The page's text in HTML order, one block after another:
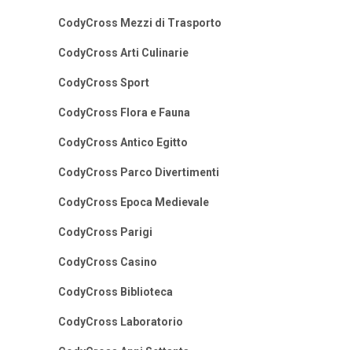
CodyCross Mezzi di Trasporto
CodyCross Arti Culinarie
CodyCross Sport
CodyCross Flora e Fauna
CodyCross Antico Egitto
CodyCross Parco Divertimenti
CodyCross Epoca Medievale
CodyCross Parigi
CodyCross Casino
CodyCross Biblioteca
CodyCross Laboratorio